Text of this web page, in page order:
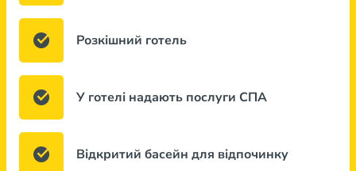
Розкішний готель
У готелі надають послуги СПА
Відкритий басейн для відпочинку